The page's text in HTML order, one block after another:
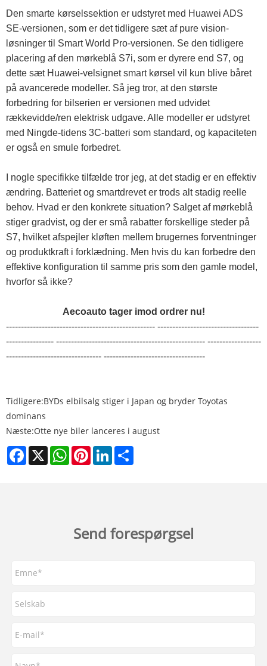
Den smarte kørselssektion er udstyret med Huawei ADS
SE-versionen, som er det tidligere sæt af pure vision-
løsninger til Smart World Pro-versionen. Se den tidligere
placering af den mørkeblå S7i, som er dyrere end S7, og
dette sæt Huawei-velsignet smart kørsel vil kun blive båret
på avancerede modeller. Så jeg tror, ​​at den største
forbedring for bilserien er versionen med udvidet
rækkevidde/ren elektrisk udgave. Alle modeller er udstyret
med Ningde-tidens 3C-batteri som standard, og kapaciteten
er også en smule forbedret.
I nogle specifikke tilfælde tror jeg, at det stadig er en effektiv
ændring. Batteriet og smartdrevet er trods alt stadig reelle
behov. Hvad er den konkrete situation? Salget af mørkeblå
stiger gradvist, og der er små rabatter forskellige steder på
S7, hvilket afspejler kløften mellem brugernes forventninger
og produktkraft i forklædning. Men hvis du kan forbedre den
effektive konfiguration til samme pris som den gamle model,
hvorfor så ikke?
Aecoauto tager imod ordrer nu!
-------------------------------------------------- ----------------------------------
---------------- -------------------------------------------------- ------------------
-------------------------------- ----------------------------------
Tidligere:BYDs elbilsalg stiger i Japan og bryder Toyotas
dominans
Næste:Otte nye biler lanceres i august
Facebook
X WhatsAppPinterestLinkedIn
Send forespørgsel